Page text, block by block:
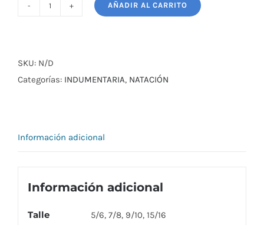
PLACEMENT
NIÑO
AÑADIR AL CARRITO
SKU: N/D
Categorías: INDUMENTARIA, NATACIÓN
Información adicional
Información adicional
Talle 5/6, 7/8, 9/10, 15/16